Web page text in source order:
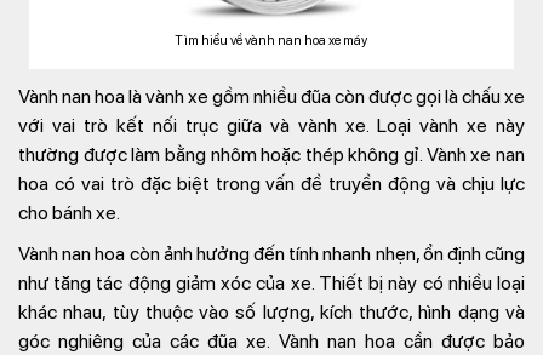
Tìm hiểu về vành nan hoa xe máy
Vành nan hoa là vành xe gồm nhiều đũa còn được gọi là chấu xe
với vai trò kết nối trục giữa và vành xe. Loại vành xe này
thường được làm bằng nhôm hoặc thép không gỉ. Vành xe nan
hoa có vai trò đặc biệt trong vấn đề truyền động và chịu lực
cho bánh xe.
Vành nan hoa còn ảnh hưởng đến tính nhanh nhẹn, ổn định cũng
như tăng tác động giảm xóc của xe. Thiết bị này có nhiều loại
khác nhau, tùy thuộc vào số lượng, kích thước, hình dạng và
góc nghiêng của các đũa xe. Vành nan hoa cần được bảo